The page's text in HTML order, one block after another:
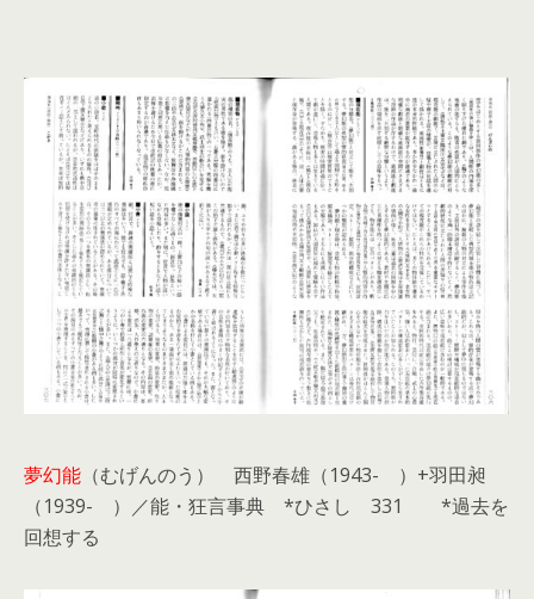
夢幻能 （むげんのう） 西野春雄（1943- ）+羽田昶
（1939- ）／能・狂言事典 *ひさし 331 *過去を
回想する